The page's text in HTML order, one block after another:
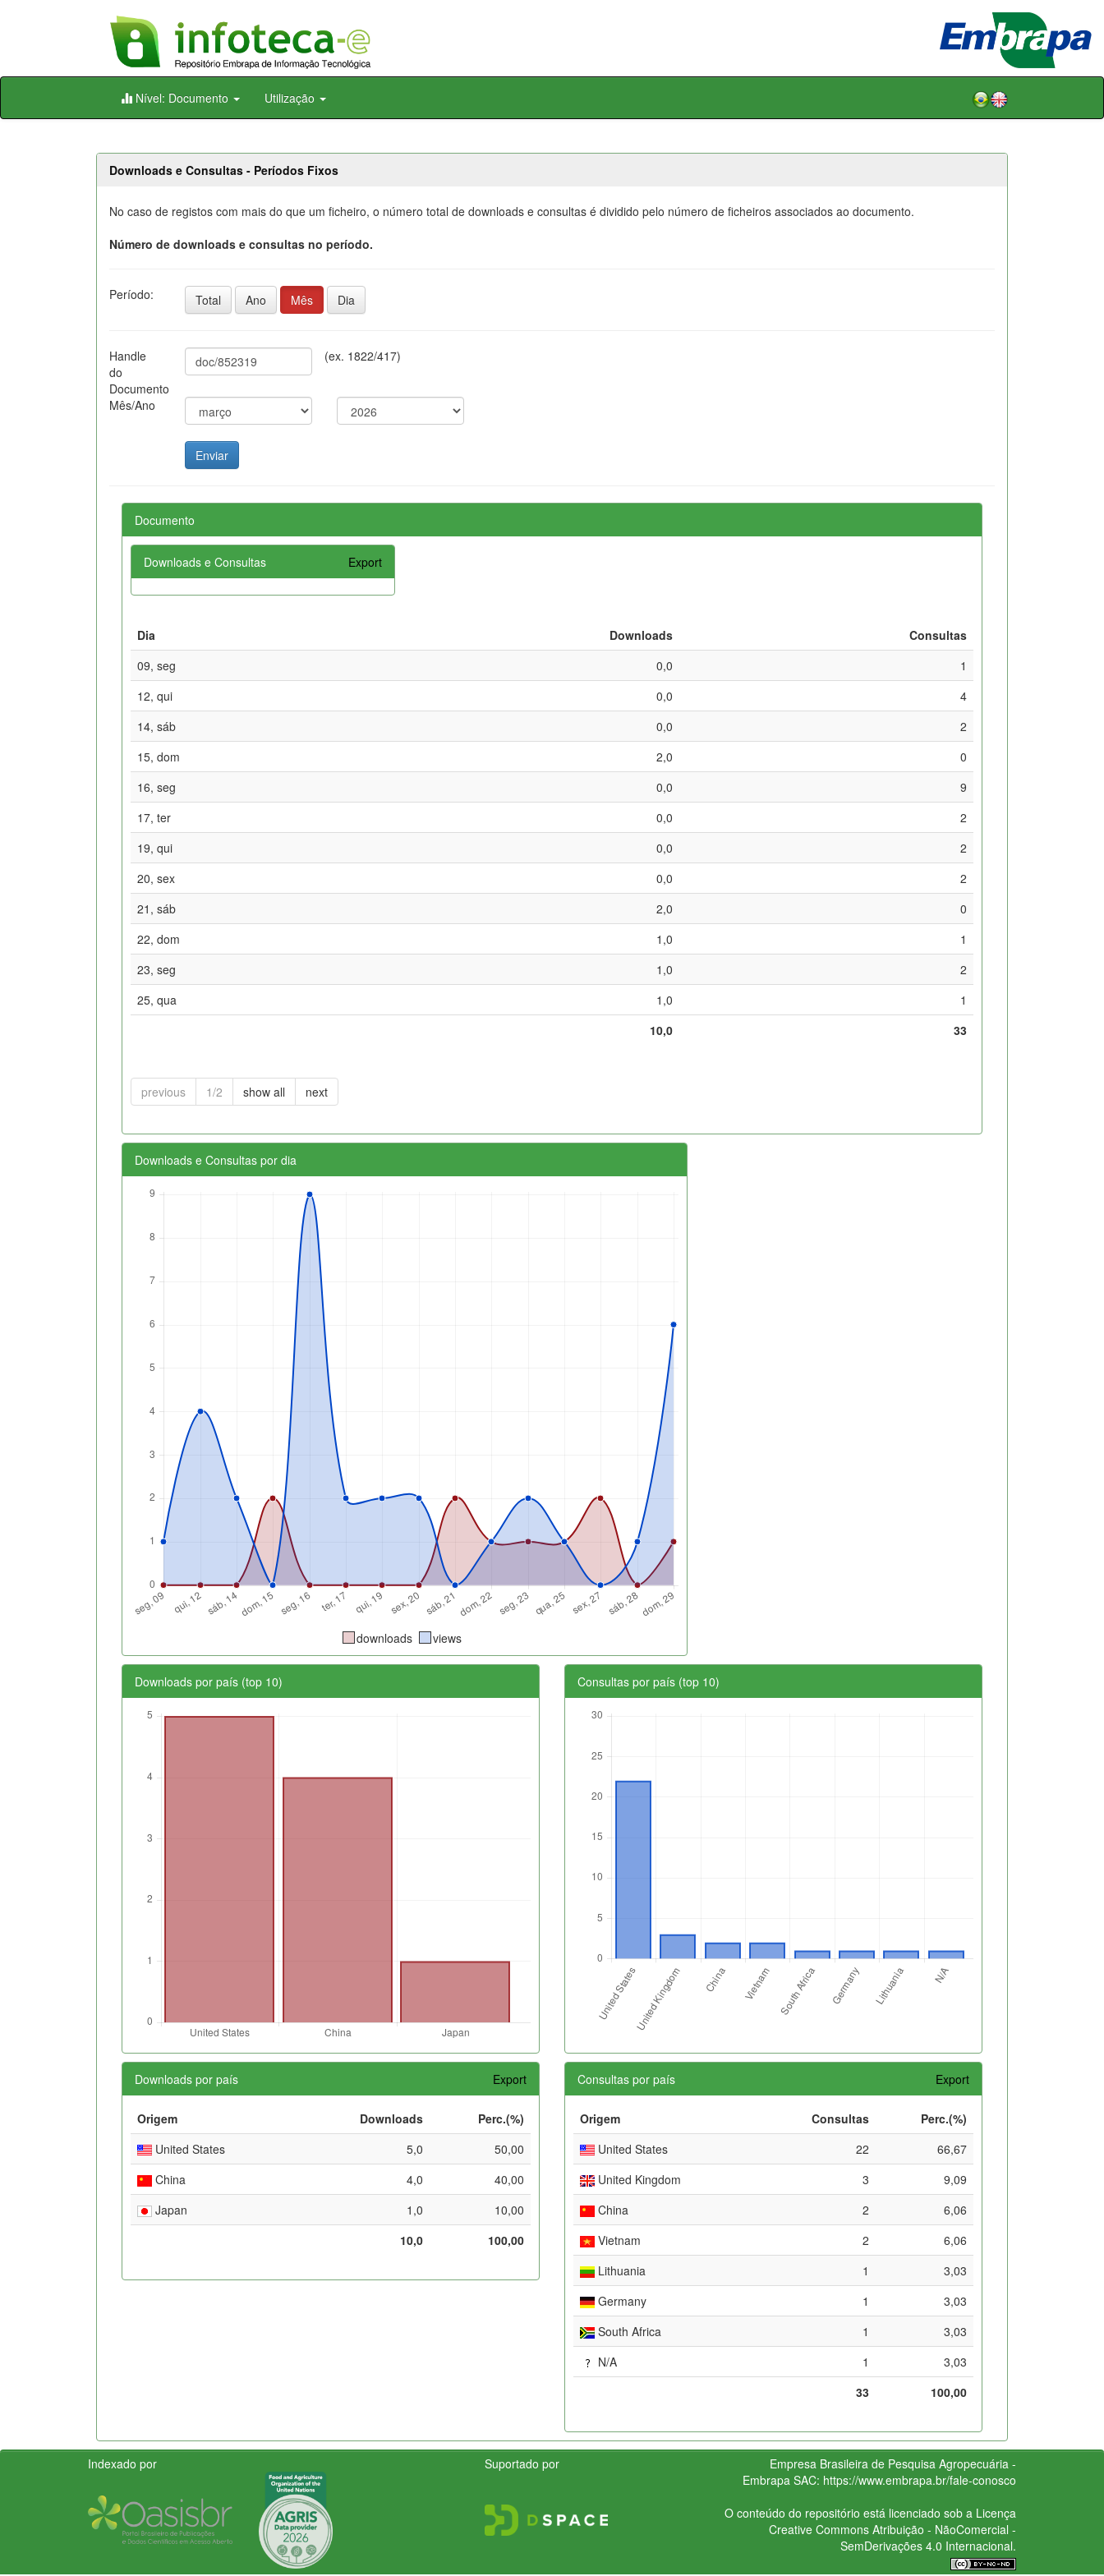
Skip
Nível: Documento Utilização
Downloads e Consultas - Períodos Fixos
No caso de registos com mais do que um ficheiro, o número total de downloads e consultas é dividido pelo número de ficheiros associados ao documento.
Número de downloads e consultas no período.
Período: Total Ano Mês Dia
Handle
do
Documento
(ex. 1822/417)
Mês/Ano
Documento
Downloads e Consultas Export
Dia Downloads
Consultas
09, seg
0,0
1
12, qui
0,0
4
14, sáb
0,0
2
15, dom
2,0
0
16, seg
0,0
9
17, ter
0,0
2
19, qui
0,0
2
20, sex
0,0
2
21, sáb
2,0
0
22, dom
1,0
1
23, seg
1,0
2
25, qua
1,0
1
10,0
33
previous 1/2 show all next
Downloads e Consultas por dia
downloads views
Downloads por país (top 10) Consultas por país (top 10)
Downloads por país Export
Origem Downloads
Perc.(%)
United States
5,0
50,00
China
4,0
40,00
Japan
1,0
10,00
10,0
100,00
Consultas por país Export
Origem Consultas
Perc.(%)
United States
22
66,67
United Kingdom
3
9,09
China
2
6,06
Vietnam
2
6,06
Lithuania
1
3,03
Germany
1
3,03
South Africa
1
3,03
N/A
1
3,03
33
100,00
Indexado por Suportado por
Empresa Brasileira de Pesquisa Agropecuária -
Embrapa SAC: https://www.embrapa.br/fale-conosco
O conteúdo do repositório está licenciado sob a Licença
Creative CommonsAtribuição - NãoComercial -
SemDerivações 4.0 Internacional.